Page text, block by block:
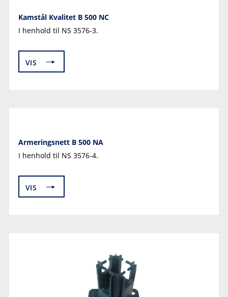
Kamstål Kvalitet B 500 NC
I henhold til NS 3576-3.
VIS
Armeringsnett B 500 NA
I henhold til NS 3576-4.
VIS